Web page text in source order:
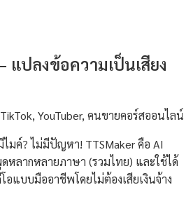
แปลงข้อความเป็นเสียง
YouTuber, คนขายคอร์สออนไลน์
ไมค์? ไม่มีปัญหา! TTSMaker คือ AI
หลากหลายภาษา (รวมไทย) และใช้ได้
อแบบมืออาชีพโดยไม่ต้องเสียเงินจ้าง